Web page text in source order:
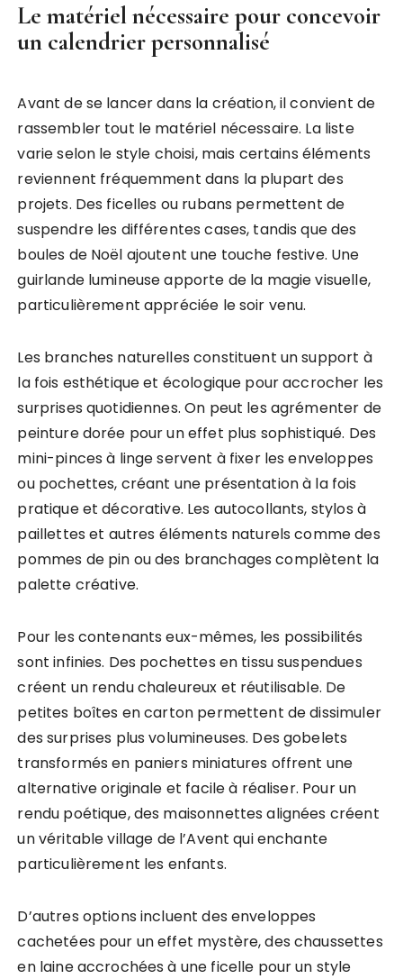
Le matériel nécessaire pour concevoir
un calendrier personnalisé
Avant de se lancer dans la création, il convient de
rassembler tout le matériel nécessaire. La liste
varie selon le style choisi, mais certains éléments
reviennent fréquemment dans la plupart des
projets. Des ficelles ou rubans permettent de
suspendre les différentes cases, tandis que des
boules de Noël ajoutent une touche festive. Une
guirlande lumineuse apporte de la magie visuelle,
particulièrement appréciée le soir venu.
Les branches naturelles constituent un support à
la fois esthétique et écologique pour accrocher les
surprises quotidiennes. On peut les agrémenter de
peinture dorée pour un effet plus sophistiqué. Des
mini-pinces à linge servent à fixer les enveloppes
ou pochettes, créant une présentation à la fois
pratique et décorative. Les autocollants, stylos à
paillettes et autres éléments naturels comme des
pommes de pin ou des branchages complètent la
palette créative.
Pour les contenants eux-mêmes, les possibilités
sont infinies. Des pochettes en tissu suspendues
créent un rendu chaleureux et réutilisable. De
petites boîtes en carton permettent de dissimuler
des surprises plus volumineuses. Des gobelets
transformés en paniers miniatures offrent une
alternative originale et facile à réaliser. Pour un
rendu poétique, des maisonnettes alignées créent
un véritable village de l’Avent qui enchante
particulièrement les enfants.
D’autres options incluent des enveloppes
cachetées pour un effet mystère, des chaussettes
en laine accrochées à une ficelle pour un style